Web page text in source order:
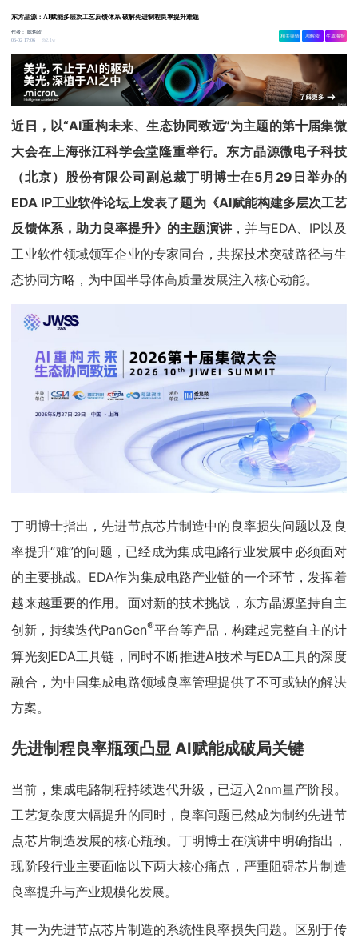
东方晶源：AI赋能多层次工艺反馈体系 破解先进制程良率提升难题
作者：
陈炳欣
06-02 17:06
2.1w
相关舆情 AI解读 生成海报
近日，以“AI重构未来、生态协同致远”为主题的第十届集微
大会在上海张江科学会堂隆重举行。东方晶源微电子科技
（北京）股份有限公司副总裁丁明博士在5月29日举办的
EDA IP工业软件论坛上发表了题为《AI赋能构建多层次工艺
反馈体系，助力良率提升》的主题演讲 ，并与EDA、IP以及
工业软件领域领军企业的专家同台，共探技术突破路径与生
态协同方略，为中国半导体高质量发展注入核心动能。
丁明博士指出，先进节点芯片制造中的良率损失问题以及良
率提升“难”的问题，已经成为集成电路行业发展中必须面对
的主要挑战。EDA作为集成电路产业链的一个环节，发挥着
越来越重要的作用。面对新的技术挑战，东方晶源坚持自主
创新，持续迭代PanGen®平台等产品，构建起完整自主的计
算光刻EDA工具链，同时不断推进AI技术与EDA工具的深度
融合，为中国集成电路领域良率管理提供了不可或缺的解决
方案。
先进制程良率瓶颈凸显 AI赋能成破局关键
当前，集成电路制程持续迭代升级，已迈入2nm量产阶段。
工艺复杂度大幅提升的同时，良率问题已然成为制约先进节
点芯片制造发展的核心瓶颈。丁明博士在演讲中明确指出，
现阶段行业主要面临以下两大核心痛点，严重阻碍芯片制造
良率提升与产业规模化发展。
其一为先进节点芯片制造的系统性良率损失问题。区别于传